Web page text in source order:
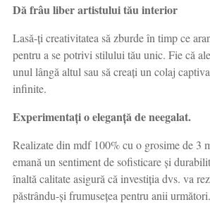
Dă frâu liber artistului tău interior
Lasă-ți creativitatea să zburde în timp ce
pentru a se potrivi stilului tău unic. Fie că
unul lângă altul sau să creați un colaj
infinite.
Experimentați o eleganță de neegalat.
Realizate din mdf 100% cu o grosime de 3
emană un sentiment de sofisticare și
înaltă calitate asigură că investiția dvs. va
păstrându-și frumusețea pentru anii următori.